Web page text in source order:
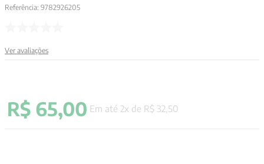
Referência: 9782926205
Ver avaliações
R$ 65,00 Em até 2x de R$ 32 50
9º aristoteles